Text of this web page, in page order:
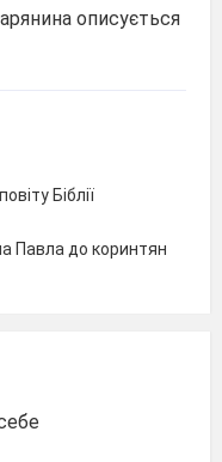
описується
Біблії
Павла до коринтян